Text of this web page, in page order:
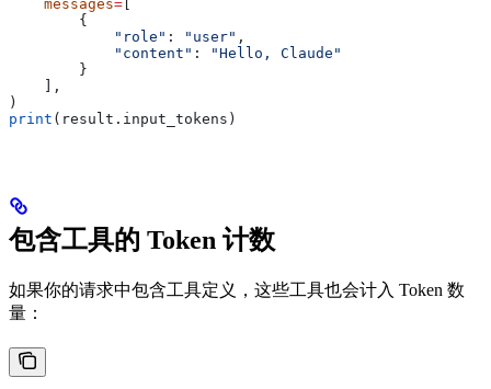
    messages
=
        {
            "role"
: "user" ,
            "content"
:
"Hello, Claude"
        }
    ],
)
print (result.input_tokens)
包含工具的 Token 计数
如果你的请求中包含工具定义，这些工具也会计入 Token 数
量：